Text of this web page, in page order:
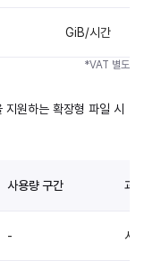
GiB/시간
*VAT 별도
원하는 확장형 파일 시
사용량 구간 과
- 시